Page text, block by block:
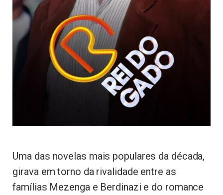
Uma das novelas mais populares da década,
girava em torno da rivalidade entre as
famílias Mezenga e Berdinazi e do romance